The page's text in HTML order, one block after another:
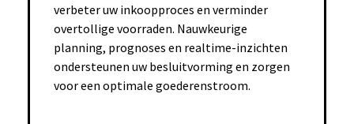
verbeter uw inkoopproces en verminder
overtollige voorraden. Nauwkeurige
planning, prognoses en realtime-inzichten
ondersteunen uw besluitvorming en zorgen
voor een optimale goederenstroom.